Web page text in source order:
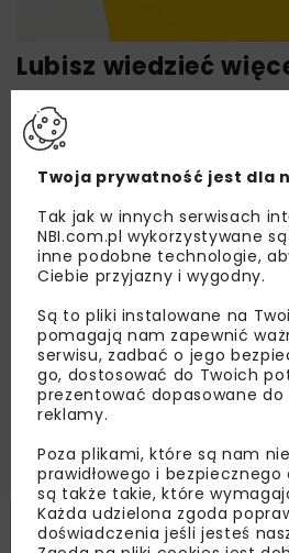
Lubisz wiedzieć
Zapisz się do newslettera
nas najlepsze informacje
zaproszenia na
dedykowane akcje
Zapoznałam/em się zPolityką
Regulaminem oraz wyrażam
podany przeze mnie adres e-
handlowej w postaci newslettera.
Powiązane artykuły
Twoja prywatność jest dla
Tak jak w innych serwisach
NBI.com.pl wykorzystywane
inne podobne technologie,
Ciebie przyjazny i wygodny.
Są to pliki instalowane na
pomagają nam zapewnić
serwisu, zadbać o jego
go, dostosować do Twoich
prezentować dopasowane do
reklamy.
Poza plikami, które są nam
prawidłowego i bezpiecznego
są także takie, które
Każda udzielona zgoda
doświadczenia jeśli jesteś